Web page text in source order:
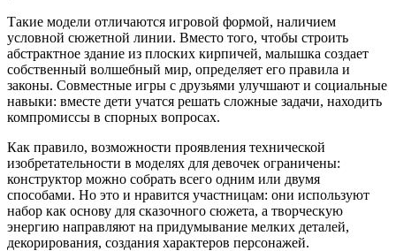
Такие модели отличаются игровой формой, наличием
условной сюжетной линии. Вместо того, чтобы строить
абстрактное здание из плоских кирпичей, малышка создает
собственный волшебный мир, определяет его правила и
законы. Совместные игры с друзьями улучшают и социальные
навыки: вместе дети учатся решать сложные задачи, находить
компромиссы в спорных вопросах.
Как правило, возможности проявления технической
изобретательности в моделях для девочек ограничены:
конструктор можно собрать всего одним или двумя
способами. Но это и нравится участницам: они используют
набор как основу для сказочного сюжета, а творческую
энергию направляют на придумывание мелких деталей,
декорирования, создания характеров персонажей.